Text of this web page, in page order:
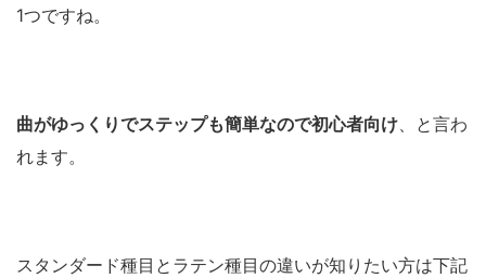
1つですね。
曲がゆっくりでステップも簡単なので初心者向け、と言わ
れます。
スタンダード種目とラテン種目の違いが知りたい方は下記